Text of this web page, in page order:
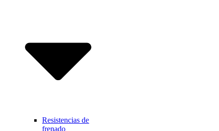
Resistencias de
frenado